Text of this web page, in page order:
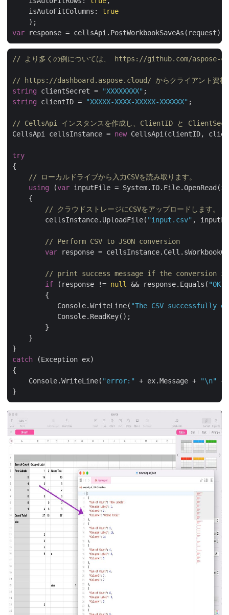
    isAutoFitColumns:
true
var
// より多くの例については、 https://github.com/
// https://dashboard.aspose.cloud/ からクライアント資格情
string clientSecret = "XXXXXXXX"
string clientID = "XXXXX-XXXX-XXXXX-XXXXXX" ;
// CellsApi インスタンスを作成し、ClientID と
CellsApi cellsInstance = new CellsApi(clientID,
try
{
// ローカルドライブから入力CSVを読み取ります。
using (var inputFile =
    {
// クラウドストレージにCSVをアップロードします。
        cellsInstance.UploadFile(
"input.csv" ,
// Perform CSV to JSON conversion
var response =
// print success message if the conversion
if (response != null && response.Equals( "OK"
        {
           Console.WriteLine(
"The CSV successfully
           Console.ReadKey();
        }
    }
catch (Exception ex)
{
    Console.WriteLine(
"error:" + ex.Message + "\n"
+